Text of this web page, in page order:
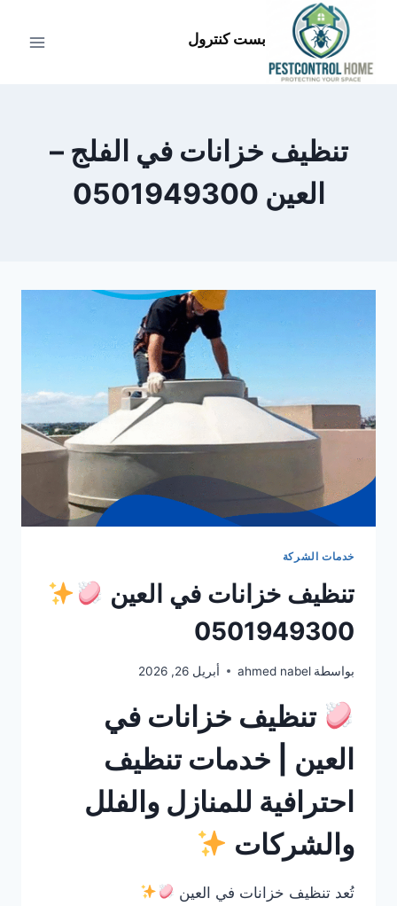
المحتوى
بست كنترول
تنظيف خزانات في الفلج –
العين 0501949300
خدمات الشركة
تنظيف خزانات في العين
0501949300
بواسطة ahmed nabel أبريل 26, 2026
تنظيف خزانات في
العين | خدمات تنظيف
احترافية للمنازل والفلل
والشركات
تُعد تنظيف خزانات في العين